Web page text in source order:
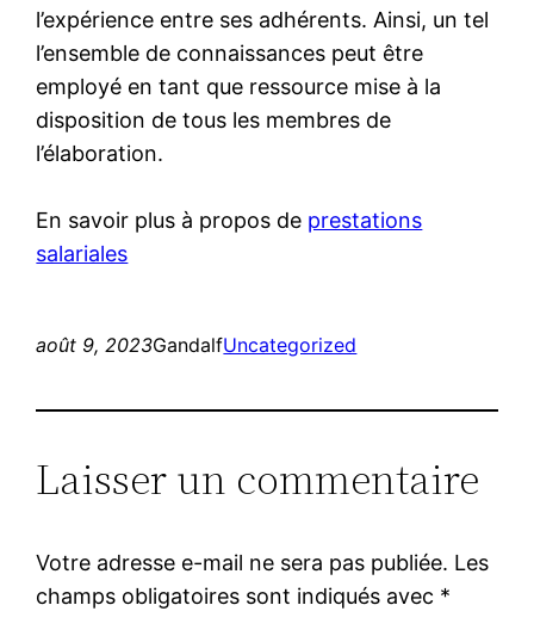
l’expérience entre ses adhérents. Ainsi, un tel
l’ensemble de connaissances peut être
employé en tant que ressource mise à la
disposition de tous les membres de
l’élaboration.
En savoir plus à propos de prestations
salariales
août 9, 2023GandalfUncategorized
Laisser un commentaire
Votre adresse e-mail ne sera pas publiée. Les
champs obligatoires sont indiqués avec *